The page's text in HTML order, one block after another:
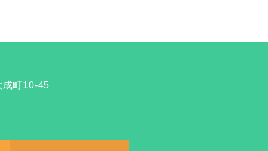
町10-45